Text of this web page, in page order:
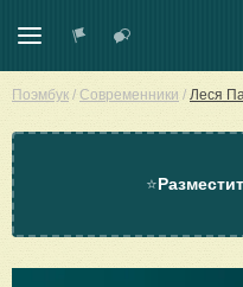
Поэмбук / Современники / Леся
⭐